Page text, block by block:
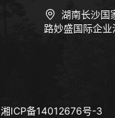
湖南长沙国
路妙盛国际企
湘ICP备14012676号-3